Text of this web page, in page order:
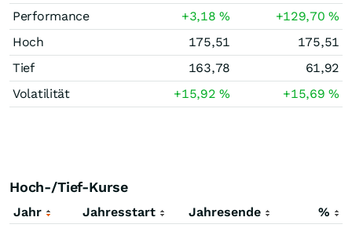
Performance
+3,18% +129,70%
Hoch
175,51
175,51
Tief
163,78
61,92
Volatilität
+15,92% +15,69%
Hoch-/Tief-Kurse
Jahr Jahresstart Jahresende
%